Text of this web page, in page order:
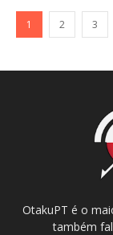
1 2 3
OtakuPT é o
também